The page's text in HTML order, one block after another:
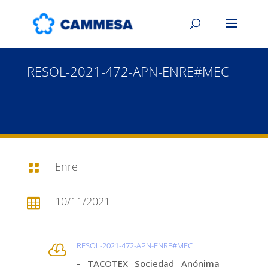
RESOL-2021-472-APN-ENRE#MEC
 Enre
 10/11/2021
 RESOL-2021-472-APN-ENRE#MEC
- TACOTEX Sociedad Anónima